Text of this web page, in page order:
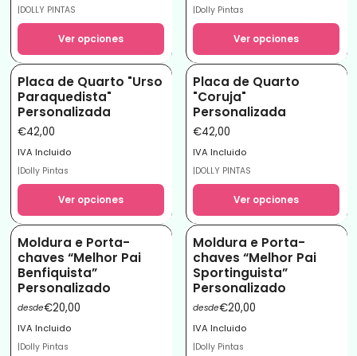
|DOLLY PINTAS
Ver opciones
|Dolly Pintas
Ver opciones
Placa de Quarto "Urso
Paraquedista"
Personalizada
€42,00
IVA Incluido
|Dolly Pintas
Ver opciones
Placa de Quarto
"Coruja"
Personalizada
€42,00
IVA Incluido
|DOLLY PINTAS
Ver opciones
Moldura e Porta-
chaves “Melhor Pai
Benfiquista”
Personalizado
desde€20,00
IVA Incluido
|Dolly Pintas
Moldura e Porta-
chaves “Melhor Pai
Sportinguista”
Personalizado
desde€20,00
IVA Incluido
|Dolly Pintas